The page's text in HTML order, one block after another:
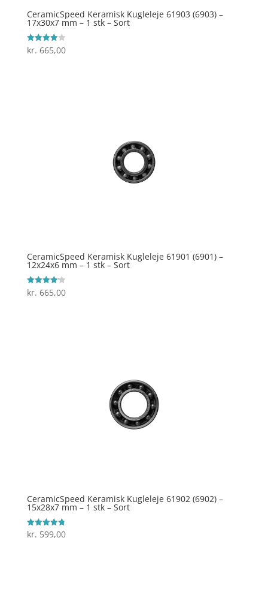
CeramicSpeed Keramisk Kugleleje 61903 (6903) –
17x30x7 mm – 1 stk – Sort
Vurderet
4
kr. 665,00
CeramicSpeed Keramisk Kugleleje 61901 (6901) –
12x24x6 mm – 1 stk – Sort
Vurderet
4.2
kr. 665,00
CeramicSpeed Keramisk Kugleleje 61902 (6902) –
15x28x7 mm – 1 stk – Sort
Vurderet
4.8
kr. 599,00